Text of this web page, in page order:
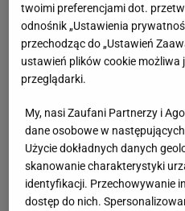
twoimi preferencjami dot.
odnośnik „Ustawienia
przechodząc do „Ustawień
ustawień plików cookie
przeglądarki.
My, nasi Zaufani Partnerzy i
dane osobowe w
Użycie dokładnych danych
skanowanie charakterystyki
identyfikacji. Przechowywanie
dostęp do nich.